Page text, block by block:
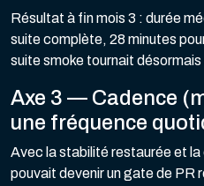
Résultat à fin mois 3 : durée
suite complète, 28 minutes
suite smoke tournait désormais
Axe 3 — Cadence
une fréquence
Avec la stabilité restaurée et
pouvait devenir un gate de PR